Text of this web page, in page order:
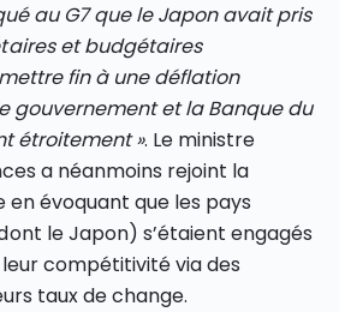
au G7 que le Japon avait pris
et budgétaires
fin à une déflation
gouvernement et la Banque du
étroitement ». Le ministre
a néanmoins rejoint la
évoquant que les pays
le Japon) s’étaient engagés
compétitivité via des
taux de change.